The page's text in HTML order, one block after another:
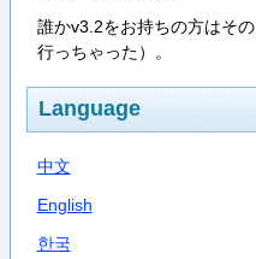
誰かv3.2をお持ちの方はそ
行っちゃった）。
Language
中文
English
한국